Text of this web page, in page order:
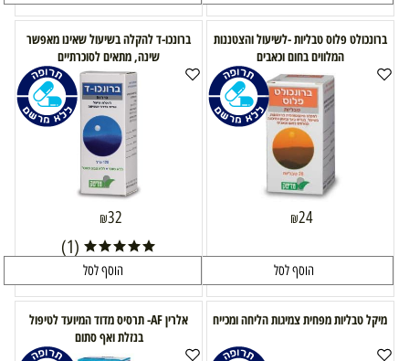
ברונכולט פלוס טבליות -לשיעול והצטננות
המלווים בחום וכאבים
₪24
הוסף לסל
ברונכו-ד להקלה בשיעול שאינו מאפשר
שינה, מתאים לסוכרתיים
₪32
(1)
הוסף לסל
מיקל טבליות מפחית צמיגות הליחה ומכייח
אלרין AF- תרסיס מדוד המיועד לטיפול
בנזלת ואף סתום